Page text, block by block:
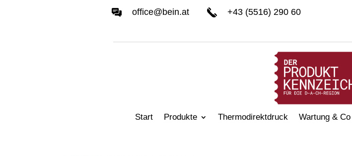
office@bein.at +43 (5516) 290 60
Start Produkte Thermodirektdruck Wartung & Co